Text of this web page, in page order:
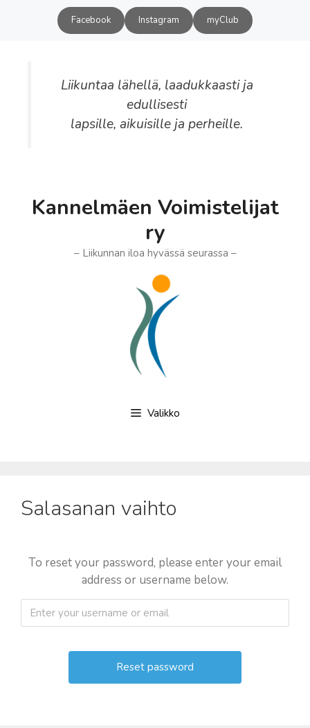
Facebook Instagram myClub
Liikuntaa lähellä, laadukkaasti ja
edullisesti
lapsille, aikuisille ja perheille.
Kannelmäen Voimistelijat
ry
– Liikunnan iloa hyvässä seurassa –
Valikko
Salasanan vaihto
To reset your password, please enter your email
address or username below.